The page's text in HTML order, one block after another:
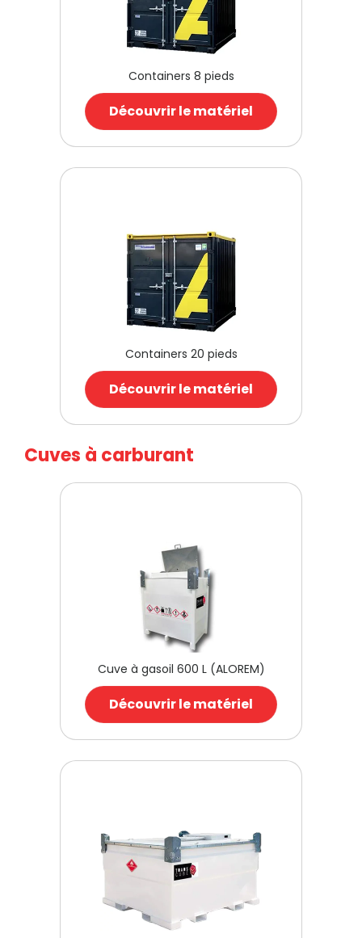
Containers 8 pieds
Découvrir le matériel
Containers 20 pieds
Découvrir le matériel
Cuves à carburant
Cuve à gasoil 600 L (ALOREM)
Découvrir le matériel